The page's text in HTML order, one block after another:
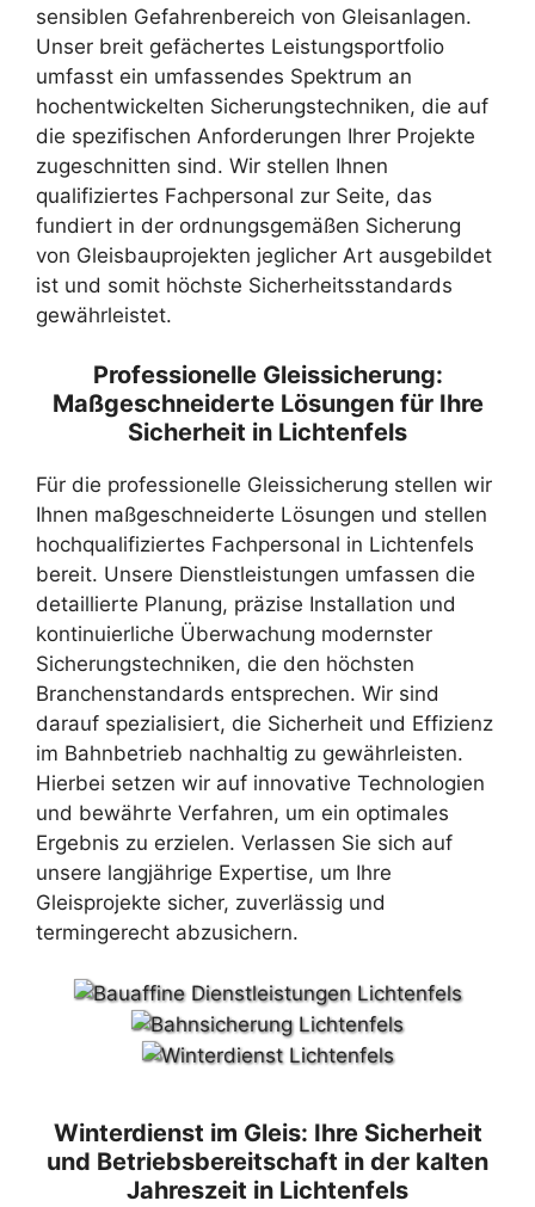
sensiblen Gefahrenbereich von Gleisanlagen.
Unser breit gefächertes Leistungsportfolio
umfasst ein umfassendes Spektrum an
hochentwickelten Sicherungstechniken, die auf
die spezifischen Anforderungen Ihrer Projekte
zugeschnitten sind. Wir stellen Ihnen
qualifiziertes Fachpersonal zur Seite, das
fundiert in der ordnungsgemäßen Sicherung
von Gleisbauprojekten jeglicher Art ausgebildet
ist und somit höchste Sicherheitsstandards
gewährleistet.
Professionelle Gleissicherung:
Maßgeschneiderte Lösungen für Ihre
Sicherheit in Lichtenfels
Für die professionelle Gleissicherung stellen wir
Ihnen maßgeschneiderte Lösungen und stellen
hochqualifiziertes Fachpersonal in Lichtenfels
bereit. Unsere Dienstleistungen umfassen die
detaillierte Planung, präzise Installation und
kontinuierliche Überwachung modernster
Sicherungstechniken, die den höchsten
Branchenstandards entsprechen. Wir sind
darauf spezialisiert, die Sicherheit und Effizienz
im Bahnbetrieb nachhaltig zu gewährleisten.
Hierbei setzen wir auf innovative Technologien
und bewährte Verfahren, um ein optimales
Ergebnis zu erzielen. Verlassen Sie sich auf
unsere langjährige Expertise, um Ihre
Gleisprojekte sicher, zuverlässig und
termingerecht abzusichern.
Winterdienst im Gleis: Ihre Sicherheit
und Betriebsbereitschaft in der kalten
Jahreszeit in Lichtenfels